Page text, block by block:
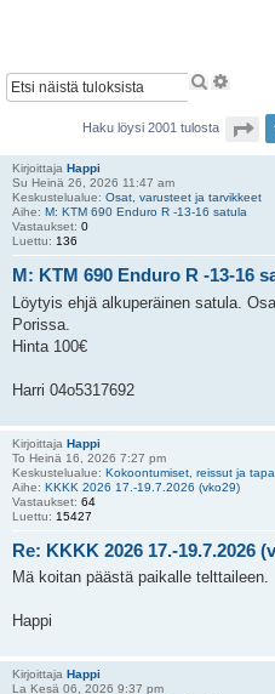
E
i
k
e
t
h
a
k
Haku löysi 2001 tulosta
v
/
Kirjoittaja Happi
Su Heinä 26, 2026 11:47 am
Keskustelualue: Osat, varusteet ja tarvikkeet
Aihe: M: KTM 690 Enduro R -13-16 satula
Vastaukset: 0
Luettu: 136
M: KTM 690 Enduro R -13-16
Löytyis ehjä alkuperäinen satula.
Porissa.
Hinta 100€
Harri 04o5317692
Kirjoittaja Happi
To Heinä 16, 2026 7:27 pm
Keskustelualue: Kokoontumiset, reissut ja
Aihe: KKKK 2026 17.-19.7.2026 (vko29)
Vastaukset: 64
Luettu: 15427
Re: KKKK 2026 17.-19.7.2026
Mä koitan päästä paikalle telttaileen.
Happi
Kirjoittaja Happi
La Kesä 06, 2026 9:37 pm